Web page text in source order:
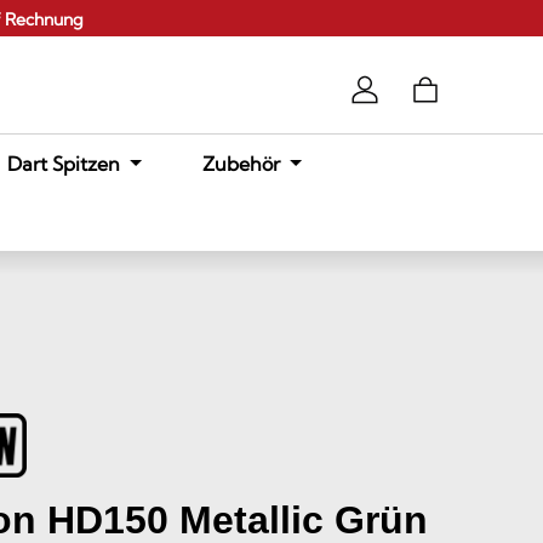
Dart Spitzen Zubehör
HD150 Metallic Grün